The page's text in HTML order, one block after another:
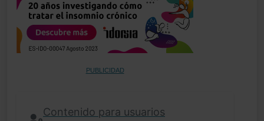
PUBLICIDAD
Contenido para usuarios